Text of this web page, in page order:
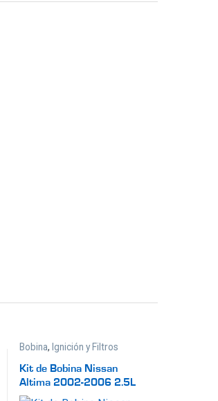
Bobina, Ignición y Filtros
Kit de Bobina Nissan
Altima 2002-2006 2.5L